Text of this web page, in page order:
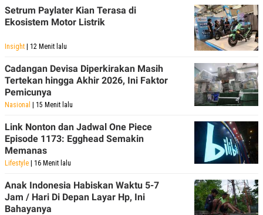
Setrum Paylater Kian Terasa di
Ekosistem Motor Listrik
Insight | 12 Menit lalu
Cadangan Devisa Diperkirakan Masih
Tertekan hingga Akhir 2026, Ini Faktor
Pemicunya
Nasional | 15 Menit lalu
Link Nonton dan Jadwal One Piece
Episode 1173: Egghead Semakin
Memanas
Lifestyle | 16 Menit lalu
Anak Indonesia Habiskan Waktu 5-7
Jam / Hari Di Depan Layar Hp, Ini
Bahayanya